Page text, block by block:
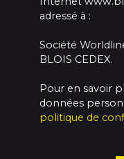
adressé à :
Société
BLOIS CEDEX.
Pour en savoir
données
politique de